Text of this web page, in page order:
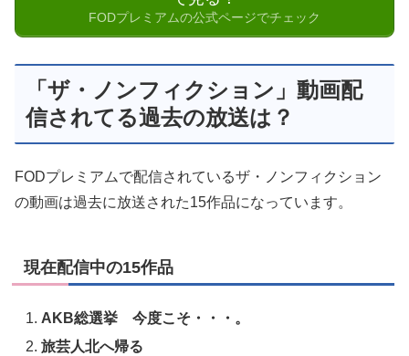
FODプレミアムの公式ページでチェック
「ザ・ノンフィクション」動画配
信されてる過去の放送は？
FODプレミアムで配信されているザ・ノンフィクション
の動画は過去に放送された15作品になっています。
現在配信中の15作品
AKB総選挙 今度こそ・・・。
旅芸人北へ帰る